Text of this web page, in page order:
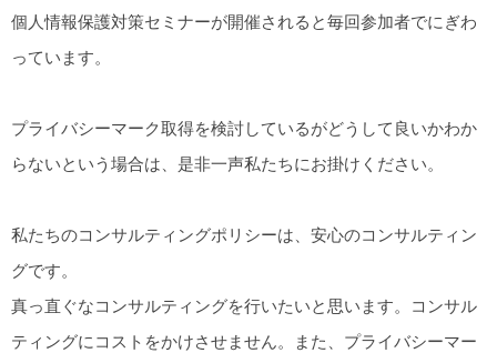
個人情報保護対策セミナーが開催されると毎回参加者でにぎわ
っています。
プライバシーマーク取得を検討しているがどうして良いかわか
らないという場合は、是非一声私たちにお掛けください。
私たちのコンサルティングポリシーは、安心のコンサルティン
グです。
真っ直ぐなコンサルティングを行いたいと思います。コンサル
ティングにコストをかけさせません。また、プライバシーマー